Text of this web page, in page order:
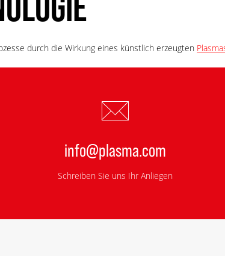
durch die Wirkung eines künstlich erzeugten
info@plasma.com
Schreiben Sie uns Ihr Anliegen